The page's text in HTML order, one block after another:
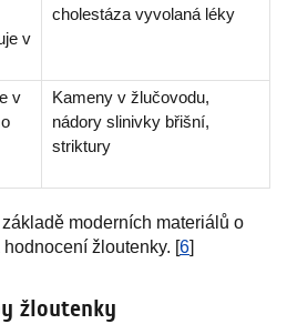
v
cholestáza vyvolaná léky
v
Kameny v žlučovodu,
nádory slinivky břišní,
striktury
moderních materiálů o
žloutenky. [6]
žloutenky